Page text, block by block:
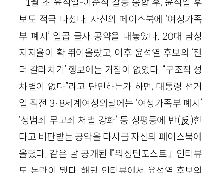
1월 초 윤석열-이준석 갈등 봉합 후, 윤석열 후
보도 적극 나섰다. 자신의 페이스북에 ‘여성가족
부 폐지’ 일곱 글자 공약을 내놓았다. 20대 남성
지지율이 확 뛰어올랐고, 이후 윤석열 후보의 ‘젠
더 갈라치기’ 행보에는 거침이 없었다. “구조적 성
차별이 없다”라고 단언하는가 하면, 대통령 선거
일 직전 3·8세계여성의날에는 ‘여성가족부 폐지’
‘성범죄 무고죄 처벌 강화’ 등 성평등에 반(反)한
다고 비판받는 공약을 다시금 자신의 페이스북에
올렸다. 같은 날 공개된 『워싱턴포스트』 인터뷰